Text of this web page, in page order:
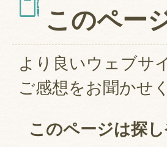
このペー
より良いウェブサ
ご感想をお聞かせ
このページは探